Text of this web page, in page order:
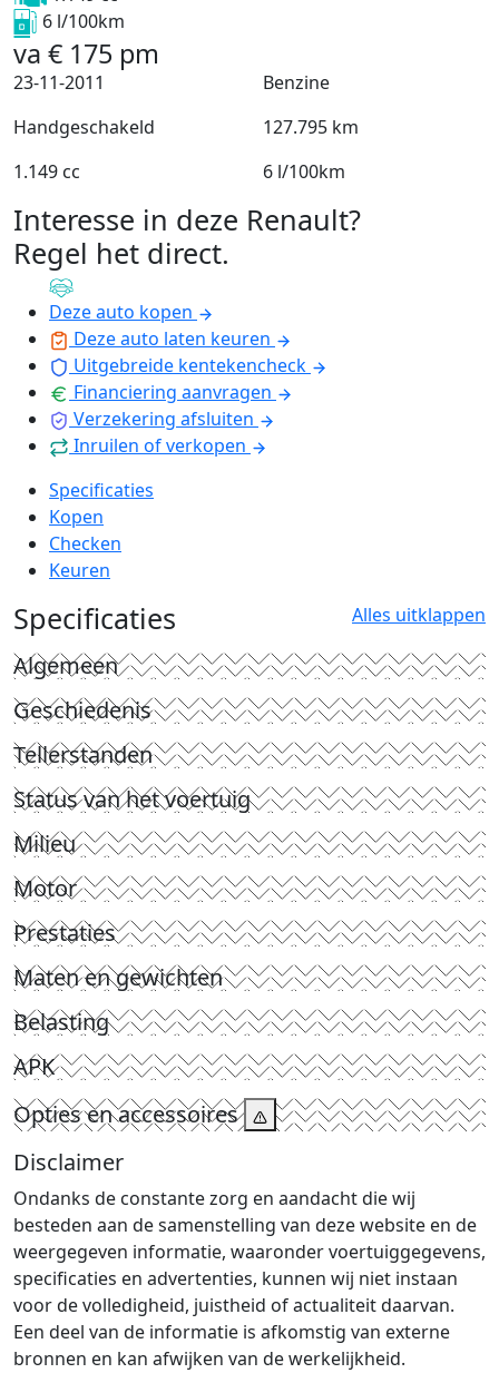
6 l/100km
va € 175 pm
23-11-2011
Benzine
Handgeschakeld
127.795 km
1.149 cc
6 l/100km
Interesse in deze Renault?
Regel het direct.
Deze auto kopen
Deze auto laten keuren
Uitgebreide kentekencheck
Financiering aanvragen
Verzekering afsluiten
Inruilen of verkopen
Specificaties
Kopen
Checken
Keuren
Specificaties Alles uitklappen
Algemeen
Geschiedenis
Tellerstanden
Status van het voertuig
Milieu
Motor
Prestaties
Maten en gewichten
Belasting
APK
Opties en accessoires
Disclaimer
Ondanks de constante zorg en aandacht die wij
besteden aan de samenstelling van deze website en de
weergegeven informatie, waaronder voertuiggegevens,
specificaties en advertenties, kunnen wij niet instaan
voor de volledigheid, juistheid of actualiteit daarvan.
Een deel van de informatie is afkomstig van externe
bronnen en kan afwijken van de werkelijkheid.